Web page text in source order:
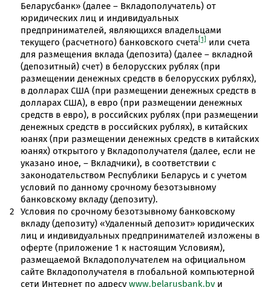
Беларусбанк» (далее – Вкладополучатель) от
юридических лиц и индивидуальных
предпринимателей, являющихся владельцами
текущего (расчетного) банковского счета [1]
или счета
для размещения вклада (депозита) (далее – вкладной
(депозитный) счет) в белорусских рублях (при
размещении денежных средств в белорусских рублях),
в долларах США (при размещении денежных средств в
долларах США), в евро (при размещении денежных
средств в евро), в российских рублях (при размещении
денежных средств в российских рублях), в китайских
юанях (при размещении денежных средств в китайских
юанях) открытого у Вкладополучателя (далее, если не
указано иное, – Вкладчики), в соответствии с
законодательством Республики Беларусь и с учетом
условий по данному срочному безотзывному
банковскому вкладу (депозиту).
Условия по срочному безотзывному банковскому
вкладу (депозиту) «Удаленный депозит» юридических
лиц и индивидуальных предпринимателей изложены в
оферте (приложение 1 к настоящим Условиям),
размещаемой Вкладополучателем на официальном
сайте Вкладополучателя в глобальной компьютерной
сети Интернет по адресу www.belarusbank.by и